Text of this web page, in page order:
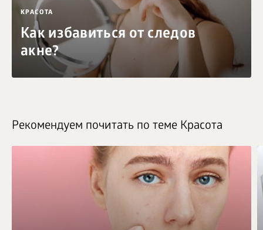
КРАСОТА
Как избавиться от следов
акне?
Рекомендуем почитать по теме Красота